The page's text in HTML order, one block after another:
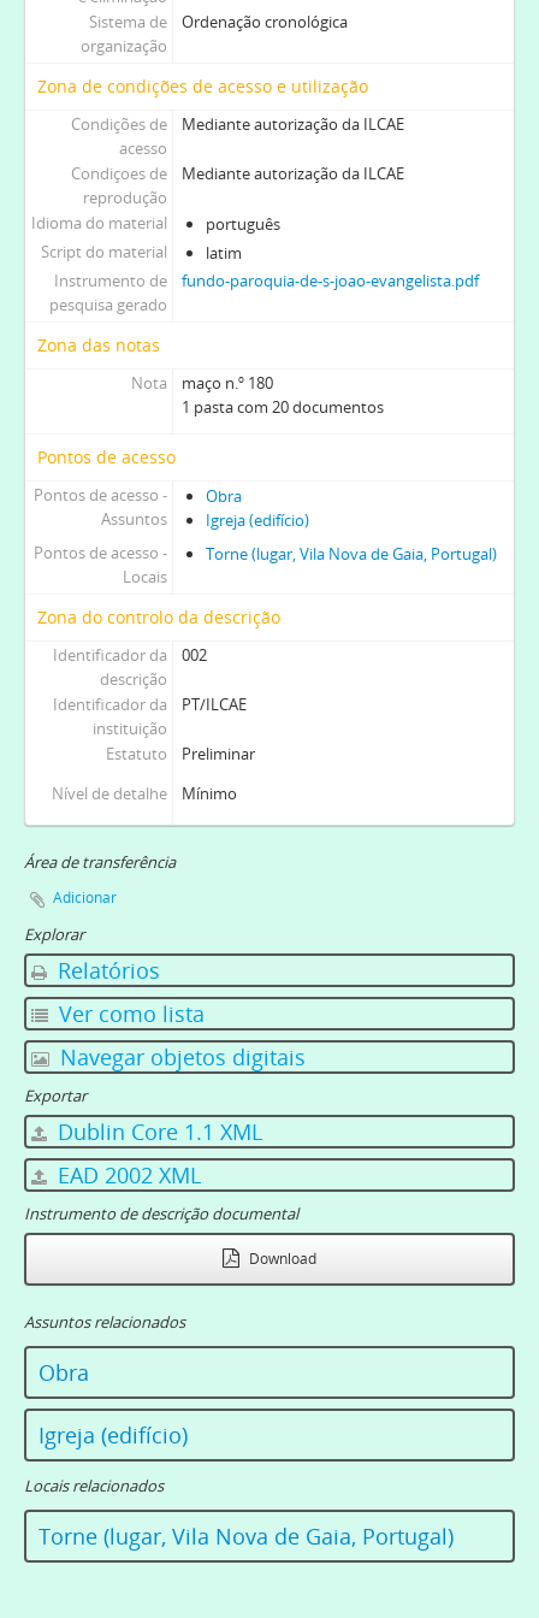
Sistema de
organização
Ordenação cronológica
Zona de condições de acesso e utilização
Condições de
acesso
Mediante autorização da ILCAE
Condiçoes de
reprodução
Mediante autorização da ILCAE
Idioma do material
português
Script do material
latim
Instrumento de
pesquisa gerado
fundo-paroquia-de-s-joao-evangelista.pdf
Zona das notas
Nota
maço n.º 180
1 pasta com 20 documentos
Pontos de acesso
Pontos de acesso -
Assuntos
Obra
Igreja (edifício)
Pontos de acesso -
Locais
Torne (lugar, Vila Nova de Gaia, Portugal)
Zona do controlo da descrição
Identificador da
descrição
002
Identificador da
instituição
PT/ILCAE
Estatuto
Preliminar
Nível de detalhe
Mínimo
Área de transferência
Adicionar
Explorar
Relatórios
Ver como lista
Navegar objetos digitais
Exportar
Dublin Core 1.1 XML
EAD 2002 XML
Instrumento de descrição documental
Download
Assuntos relacionados
Obra
Igreja (edifício)
Locais relacionados
Torne (lugar, Vila Nova de Gaia, Portugal)